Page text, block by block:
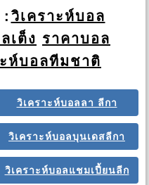
: วิเคราะห์บอล
เต็ง ราคาบอล
ห์บอลทีมชาติ
วิเคราะห์บอลลา ลีกา
วิเคราะห์บอลบุนเดสลีกา
วิเคราะห์บอลแชมเปี้ยนลีก